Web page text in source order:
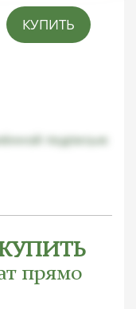
КУПИТЬ
подписью
прямо